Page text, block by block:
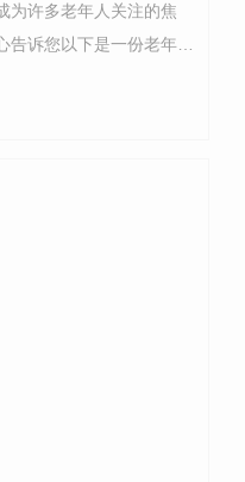
为许多老年人关注的焦
诉您以下是一份老年人
人...